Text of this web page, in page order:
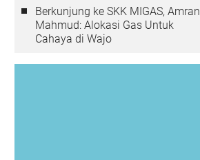
Berkunjung ke SKK MIGAS, Amran
Mahmud: Alokasi Gas Untuk
Cahaya di Wajo